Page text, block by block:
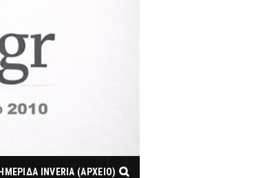
INVERIA (ΑΡΧΕΙΟ)